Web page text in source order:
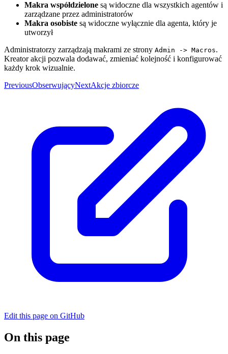
Makra współdzielone są widoczne dla wszystkich agentów i
zarządzane przez administratorów
Makra osobiste są widoczne wyłącznie dla agenta, który je
utworzył
Administratorzy zarządzają makrami ze strony Admin -> Macros.
Kreator akcji pozwala dodawać, zmieniać kolejność i konfigurować
każdy krok wizualnie.
PreviousObserwującyNextAkcje zbiorcze
Edit this page on GitHub
On this page